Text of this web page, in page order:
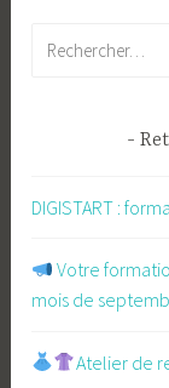
DIGISTART :
Votre
mois de
Atelier de